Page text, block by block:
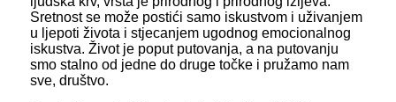
Sretnost se može postići samo iskustvom i uživanjem
u ljepoti života i stjecanjem ugodnog emocionalnog
iskustva. Život je poput putovanja, a na putovanju
smo stalno od jedne do druge točke i pružamo nam
sve, društvo.